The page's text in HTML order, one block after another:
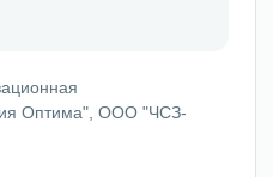
Оптима", ООО "ЧСЗ-